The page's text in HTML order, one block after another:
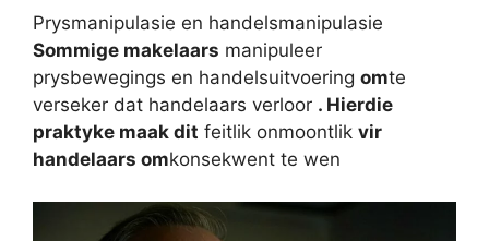
Prysmanipulasie en handelsmanipulasie
Sommige makelaars manipuleer
prysbewegings en handelsuitvoering omte
verseker dat handelaars verloor . Hierdie
praktyke maak dit feitlik onmoontlik vir
handelaars omkonsekwent te wen